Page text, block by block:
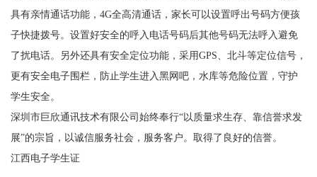
具有亲情通话功能，4G全高清通话，家长可以设置呼出号码方便孩
子快捷拨号。设置好安全的呼入电话号码后其他号码无法呼入避免
了扰电话。另外还具有安全定位功能，采用GPS、北斗等定位信号，
更有安全电子围栏，防止学生进入黑网吧，水库等危险位置，守护
学生安全。
深圳市巨欣通讯技术有限公司始终奉行“以质量求生存、靠信誉求发
展”的宗旨，以诚信服务社会，服务客户。取得了良好的信誉。
江西电子学生证